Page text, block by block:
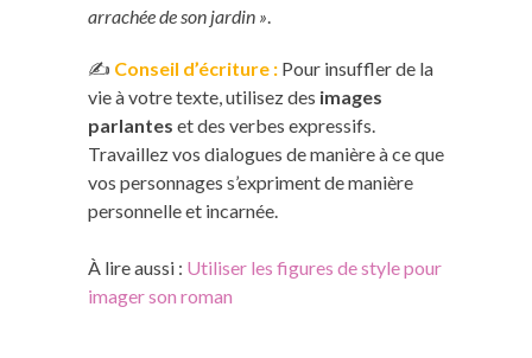
arrachée de son jardin »
✍️ Conseil d’écriture : Pour insuffler de la
vie à votre texte, utilisez des images
parlantes et des verbes expressifs.
Travaillez vos dialogues de manière à ce que
vos personnages s’expriment de manière
personnelle et incarnée.
À lire aussi : Utiliser les figures de style pour
imager son roman